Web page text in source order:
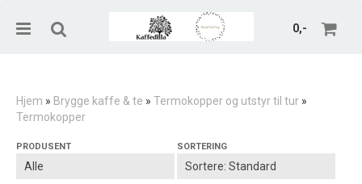
0,-
Hjem » Brygge kaffe & te » Termokopper og utstyr til tur »
Termokopper
PRODUSENT SORTERING